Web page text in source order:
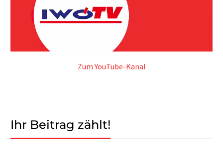
Zum YouTube-Kanal
Ihr Beitrag zählt!